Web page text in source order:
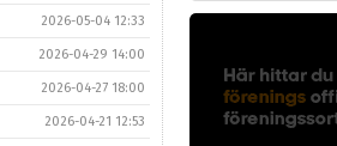
2026-05-04 12:33
2026-04-29 14:00
2026-04-27 18:00
2026-04-21 12:53